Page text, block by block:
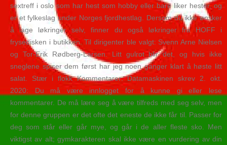
sextreff i oslo som har hest som hobby eller bare liker hester, og
er et fylkeslag under Norges fjordhestlag. Dersom du ikke ønsker
å lage løkringer selv, finner du også løkringer fra HOFF i
frysedisken i butikken. Til dirigenter ble valgt: Svenn Arne Nielsen
og Tor-Erik Rødberg-Larsen. Litt gulrot blir det, og hvis ikke
sneglene spiser dem først har jeg noen ganger klart å høste litt
salat. Stær i flokk Kommentarer: Datamaskinen skrev 2. okt.
2020: Du må være innlogget for å kunne gi eller lese
kommentarer. De må lære seg å være tilfreds med seg selv, men
for denne gruppen er det ofte det eneste de ikke får til. Passer for
deg som står eller går mye, og går i de aller fleste sko. Men
viktigst av alt; gymkarakteren skal ikke være en vurdering av din